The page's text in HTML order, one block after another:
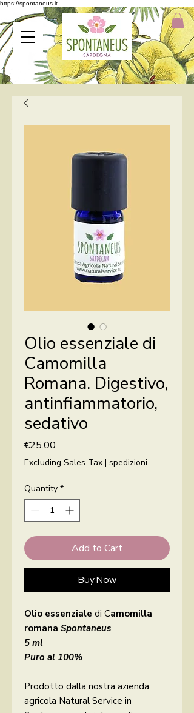
https://spontaneus.it
Olio essenziale di
Camomilla
Romana. Digestivo,
antinfiammatorio,
sedativo
€25.00
Excluding Sales Tax | spedizioni
Quantity *
Add to Cart
Buy Now
Olio essenziale di Camomilla
romana Spontaneus
5 ml
Puro al 100%
Prodotto dalla nostra azienda
agricola Natural Service in